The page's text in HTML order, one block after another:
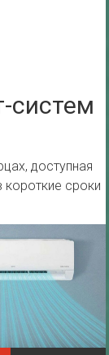
систем
доступная
сроки